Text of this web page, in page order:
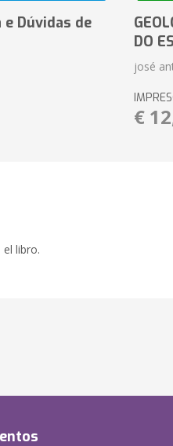
Dúvidas de
DO
josé
€
libro.